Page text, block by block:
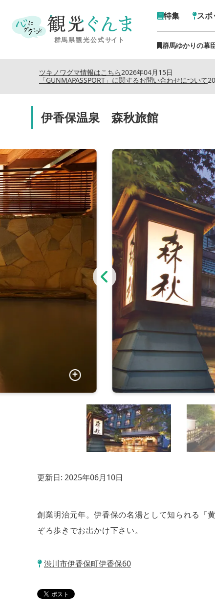
特集 スポ
群馬ゆかりの幕
2026年04月15日
ツキノワグマ情報はこちら
「GUNMAPASSPORT」に関するお問い合わせについて
伊香保温泉 森秋旅館
更新日: 2025年06月10日
創業明治元年。伊香保の名湯として知られる「
ぞろ歩きでお出かけ下さい。
渋川市伊香保町伊香保60